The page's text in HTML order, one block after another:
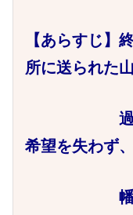
【あらすじ】
所に送られた
過酷な環
希望を失わず
幡男であ